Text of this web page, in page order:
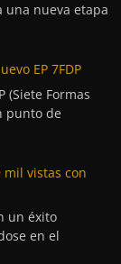
una nueva etapa
EP 7FDP
(Siete Formas
punto de
mil vistas con
un éxito
en el